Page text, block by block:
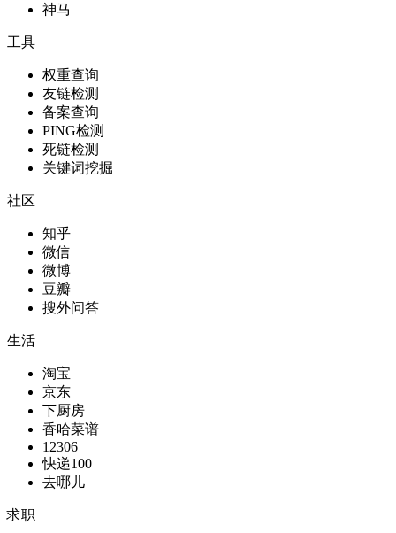
神马
工具
权重查询
友链检测
备案查询
PING检测
死链检测
关键词挖掘
社区
知乎
微信
微博
豆瓣
搜外问答
生活
淘宝
京东
下厨房
香哈菜谱
12306
快递100
去哪儿
求职